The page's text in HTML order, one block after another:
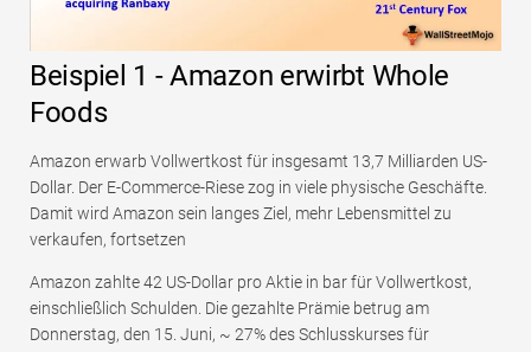
Beispiel 1 - Amazon erwirbt Whole
Foods
Amazon erwarb Vollwertkost für insgesamt 13,7 Milliarden US-
Dollar. Der E-Commerce-Riese zog in viele physische Geschäfte.
Damit wird Amazon sein langes Ziel, mehr Lebensmittel zu
verkaufen, fortsetzen
Amazon zahlte 42 US-Dollar pro Aktie in bar für Vollwertkost,
einschließlich Schulden. Die gezahlte Prämie betrug am
Donnerstag, den 15. Juni, ~ 27% des Schlusskurses für